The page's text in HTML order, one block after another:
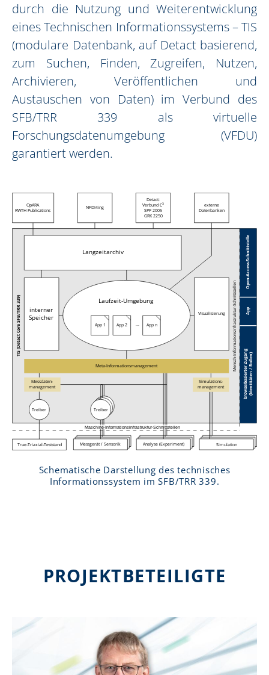
durch die Nutzung und Weiterentwicklung
eines Technischen Informationssystems – TIS
(modulare Datenbank, auf Detact basierend,
zum Suchen, Finden, Zugreifen, Nutzen,
Archivieren, Veröffentlichen und
Austauschen von Daten) im Verbund des
SFB/TRR 339 als virtuelle
Forschungsdatenumgebung (VFDU)
garantiert werden.
Schematische Darstellung des technisches
Informationssystem im SFB/TRR 339.
PROJEKTBETEILIGTE